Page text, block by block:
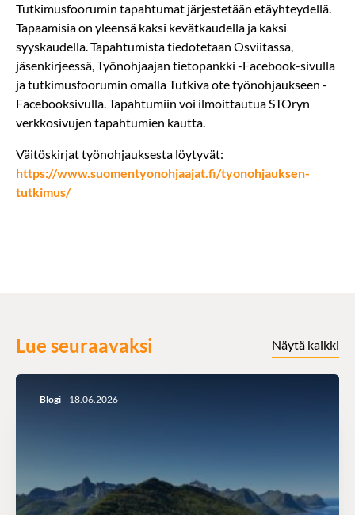
Tutkimusfoorumin tapahtumat järjestetään etäyhteydellä.
Tapaamisia on yleensä kaksi kevätkaudella ja kaksi
syyskaudella. Tapahtumista tiedotetaan Osviitassa,
jäsenkirjeessä, Työnohjaajan tietopankki -Facebook-sivulla
ja tutkimusfoorumin omalla Tutkiva ote työnohjaukseen -
Facebooksivulla. Tapahtumiin voi ilmoittautua STOryn
verkkosivujen tapahtumien kautta.
Väitöskirjat työnohjauksesta löytyvät:
https://www.suomentyonohjaajat.fi/tyonohjauksen-
tutkimus/
Lue seuraavaksi Näytä kaikki
Blogi 18.06.2026